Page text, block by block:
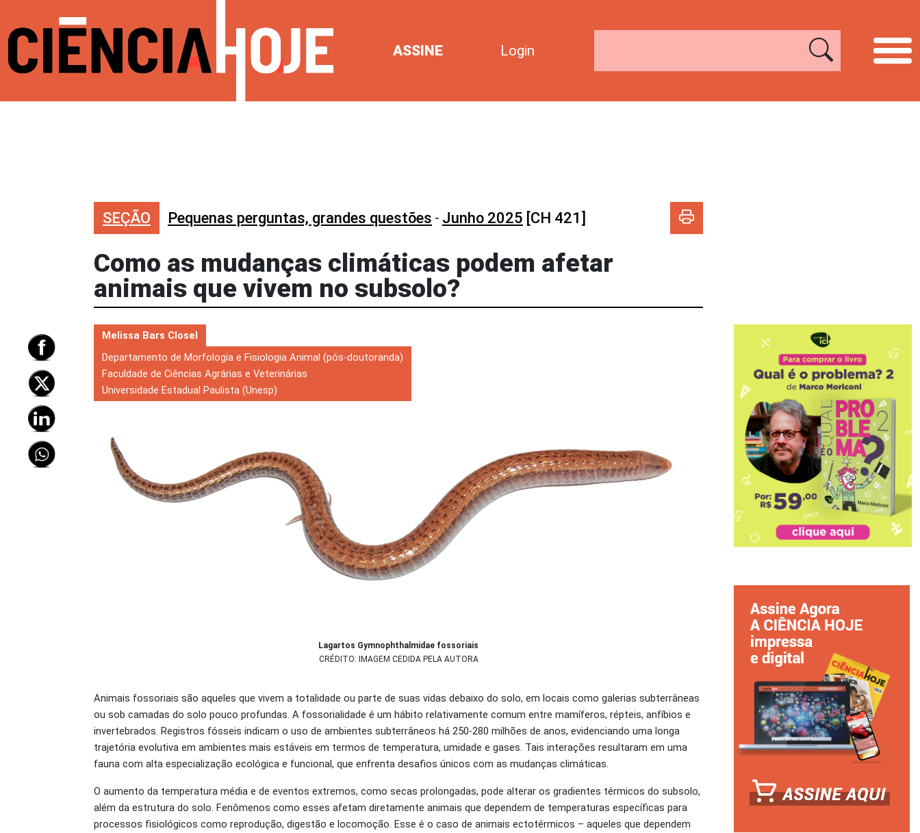
ASSINE Login
SEÇÃO Pequenas perguntas, grandes questões - Junho 2025 [CH 421]
Como as mudanças climáticas podem afetar
animais que vivem no subsolo?
Melissa Bars Closel
Departamento de Morfologia e Fisiologia Animal (pós-doutoranda)
Faculdade de Ciências Agrárias e Veterinárias
Universidade Estadual Paulista (Unesp)
Lagartos Gymnophthalmidae fossoriais
CRÉDITO: IMAGEM CEDIDA PELA AUTORA
Animais fossoriais são aqueles que vivem a totalidade ou parte de suas vidas debaixo do solo, em locais como galerias subterrâneas
ou sob camadas do solo pouco profundas. A fossorialidade é um hábito relativamente comum entre mamíferos, répteis, anfíbios e
invertebrados. Registros fósseis indicam o uso de ambientes subterrâneos há 250-280 milhões de anos, evidenciando uma longa
trajetória evolutiva em ambientes mais estáveis em termos de temperatura, umidade e gases. Tais interações resultaram em uma
fauna com alta especialização ecológica e funcional, que enfrenta desafios únicos com as mudanças climáticas.
O aumento da temperatura média e de eventos extremos, como secas prolongadas, pode alterar os gradientes térmicos do subsolo,
além da estrutura do solo. Fenômenos como esses afetam diretamente animais que dependem de temperaturas específicas para
processos fisiológicos como reprodução, digestão e locomoção. Esse é o caso de animais ectotérmicos – aqueles que dependem